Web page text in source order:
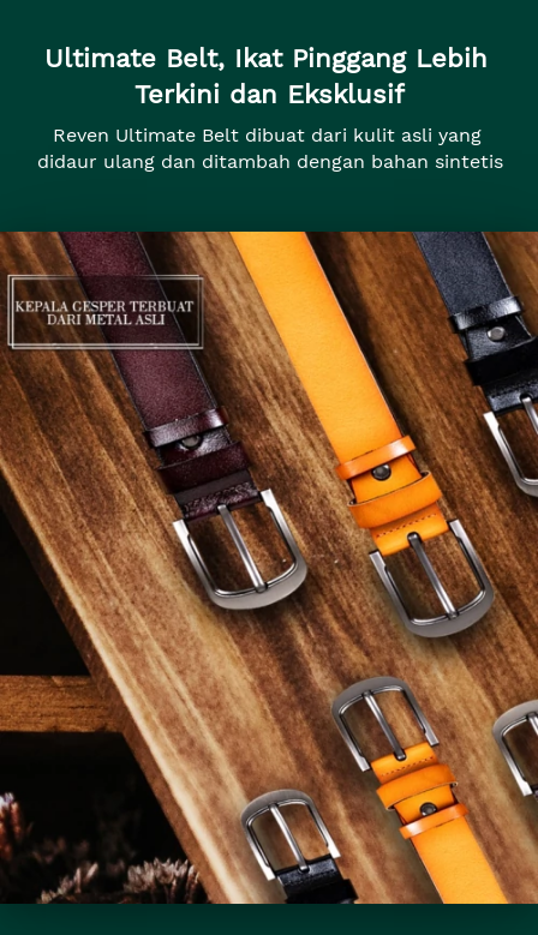
Ultimate Belt, Ikat Pinggang Lebih
Terkini dan Eksklusif
Reven Ultimate Belt dibuat dari kulit asli yang
didaur ulang dan ditambah dengan bahan sintetis